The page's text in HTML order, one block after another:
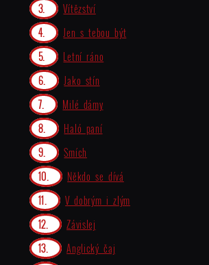
Vítězství
Jen s tebou být
Letní ráno
Jako stín
Milé dámy
Haló paní
Smích
Někdo se dívá
V dobrým i zlým
Závislej
Anglický čaj